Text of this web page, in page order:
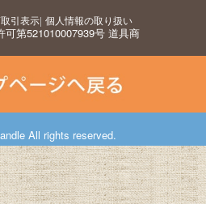
引表示| 個人情報の取り扱い
可第521010007939号 道具商
All rights reserved.